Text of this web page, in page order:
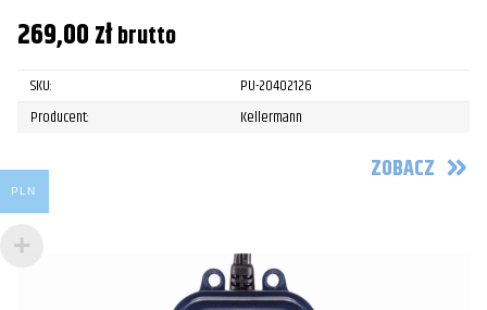
269,00złbrutto
SKU:
PU-20402126
Producent:
Kellermann
ZOBACZ
PLN